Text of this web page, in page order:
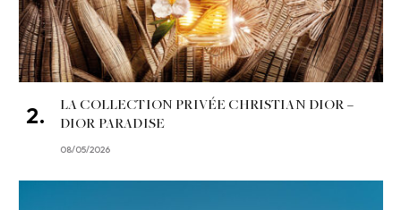
LA COLLECTION PRIVÉE CHRISTIAN DIOR –
DIOR PARADISE
08/05/2026